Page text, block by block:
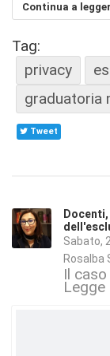
Continua a
Tag:
privacy
graduatoria
Tweet
Sabato,
Rosalba
Il